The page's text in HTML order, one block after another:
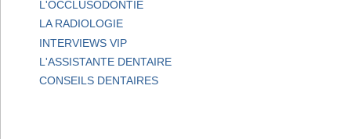
L'OCCLUSODONTIE
LA RADIOLOGIE
INTERVIEWS VIP
L'ASSISTANTE DENTAIRE
CONSEILS DENTAIRES